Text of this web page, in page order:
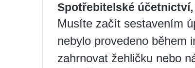
Spotřebitelské
Musíte začít sestavením
nebylo provedeno během
zahrnovat žehličku nebo